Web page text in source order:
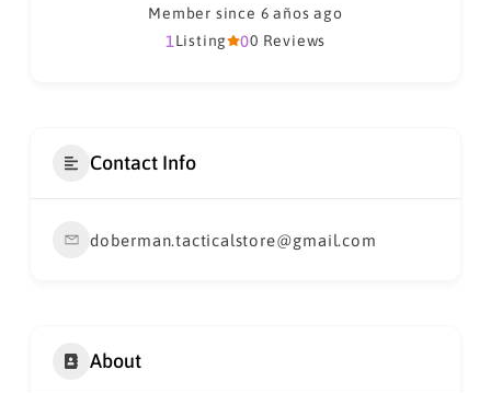
Member since 6 años ago
00 Reviews
1Listing
Contact Info
doberman.tacticalstore@gmail.com
About